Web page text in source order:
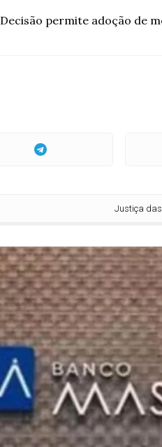
Decisão permite adoção de
Justiça das